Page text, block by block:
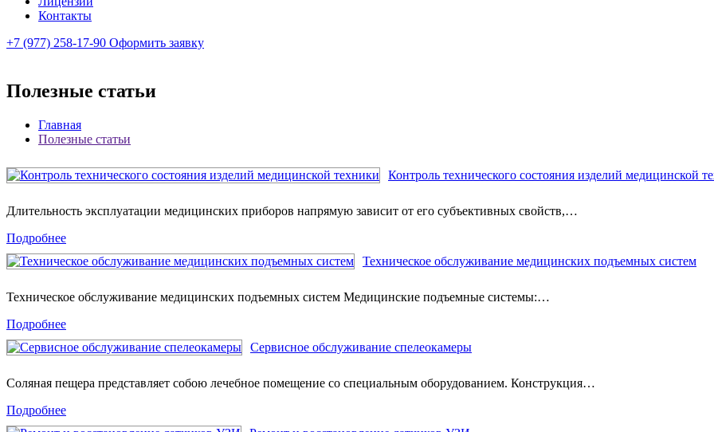
Контакты
+7 (977) 258-17-90 Оформить заявку
Полезные статьи
Главная
Полезные статьи
Контроль технического состояния изделий медицинской
Длительность эксплуатации медицинских приборов напрямую зависит от его субъективных свойств,…
Подробнее
Техническое обслуживание медицинских подъемных систем
Техническое обслуживание медицинских подъемных систем Медицинские подъемные системы:…
Подробнее
Сервисное обслуживание спелеокамеры
Соляная пещера представляет собою лечебное помещение со специальным оборудованием. Конструкция…
Подробнее